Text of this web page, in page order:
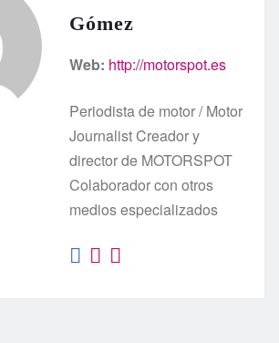
Gómez
Web: http://motorspot.es
Periodista de motor / Motor
Journalist Creador y
director de MOTORSPOT
Colaborador con otros
medios especializados